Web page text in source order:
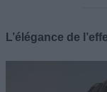
L’élégance de